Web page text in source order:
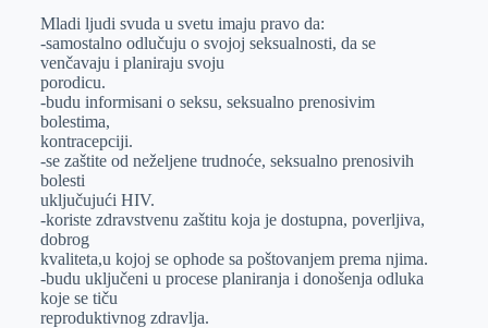
Mladi ljudi svuda u svetu imaju pravo da:
-samostalno odlučuju o svojoj seksualnosti, da se
venčavaju i planiraju svoju
porodicu.
-budu informisani o seksu, seksualno prenosivim
bolestima,
kontracepciji.
-se zaštite od neželjene trudnoće, seksualno prenosivih
bolesti
uključujući HIV.
-koriste zdravstvenu zaštitu koja je dostupna, poverljiva,
dobrog
kvaliteta,u kojoj se ophode sa poštovanjem prema njima.
-budu uključeni u procese planiranja i donošenja odluka
koje se tiču
reproduktivnog zdravlja.